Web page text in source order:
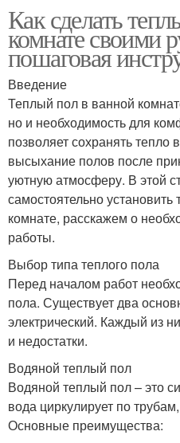
Как сделать
комнате своими
пошаговая
Введение
Теплый пол в ванной
но и необходимость для
позволяет сохранять тепло
высыхание полов после
уютную атмосферу. В этой
самостоятельно
комнате, расскажем о
работы.
Выбор типа теплого пола
Перед началом работ
пола. Существует два
электрический. Каждый из
и недостатки.
Водяной теплый пол
Водяной теплый пол – это
вода циркулирует по
Основные преимущества: